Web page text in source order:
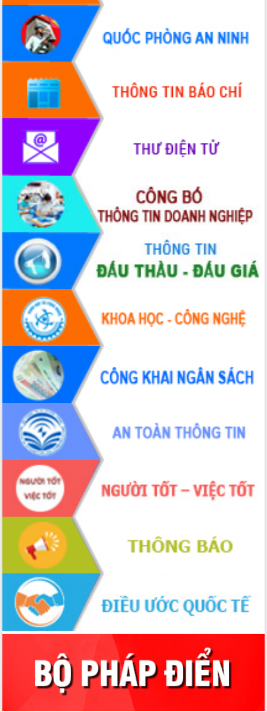
Đảm bảo cuộc bầu cử đại biểu Quốc
hội và đại biểu HĐND các cấp diễn ra
an toàn, hiệu quả, đúng quy định
Thủ tướng Chính phủ Phạm Minh Chính
kiểm tra, chỉ đạo hoàn thành các dự
án cao tốc và thăm khu tái định cư tại
Đắk Lắk
Sôi nổi Hội đua ngựa truyền thống Gò
Thì Thùng mừng Xuân Bính Ngọ 2026
Lãnh đạo tỉnh dâng hương tưởng niệm
tại Đập Đồng Cam đầu Xuân Bính Ngọ
Ngành nông nghiệp phấn đấu tăng
trưởng đạt 5,86% trong năm 2026
UBND tỉnh Đắk Lắk triển khai công tác
quốc phòng, quân sự địa phương năm
2026
Đắk Lắk tập trung toàn lực khắc phục
tồn tại IUU, sẵn sàng làm việc với
Đoàn thanh tra EC
Chủ tịch UBND tỉnh Tạ Anh Tuấn thăm,
chúc mừng các bệnh viện nhân Ngày
Thầy thuốc Việt Nam
Rộn ràng lễ hội truyền thống Sông
nước Đà Nông lần thứ I năm 2026
Kỳ họp Chuyên đề lần thứ Năm, HĐND
tỉnh Đắk Lắk thông qua các nghị quyết
quan trọng
Thống nhất danh sách giới thiệu ứng
cử đại biểu Quốc hội khoá XVI và đại
biểu HĐND tỉnh Đắk Lắk, nhiệm kỳ
2026-2031
Phát động hai phong trào thi đua quan
trọng trong kỷ nguyên mới
Hội nghị lần thứ tư Ban Chỉ đạo công
tác bầu cử tỉnh Đắk Lắk
Hội nghị Báo cáo viên Trung ương
tháng 01/2026
Phó Thủ tướng Hồ Quốc Dũng đánh giá
cao kết quả Chiến dịch Quang Trung
tại Đắk Lắk
Hội nghị Ban Chấp hành Đảng bộ tỉnh
Đắk Lắk lần thứ 2 (mở rộng)
Tập trung giải phóng mặt bằng, đẩy
nhanh tiến độ Tuyến đường bộ ven
Gỡ khó, khởi công xây dựng, sửa chữa
toàn bộ nhà ở cho hộ dân đúng tiến độ
đề ra
UBND tỉnh Đắk Lắk tổng kết công tác
quốc phòng, quân sự địa phương năm
Tập trung triển khai quyết liệt, đồng bộ
các giải pháp nhằm thực hiện hiệu quả
các nhiệm vụ đề ra năm 2025
Phát huy vai trò của người có uy tín